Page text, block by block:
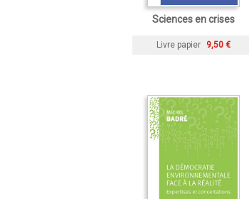
Sciences en crises
Livre papier 9,50 €